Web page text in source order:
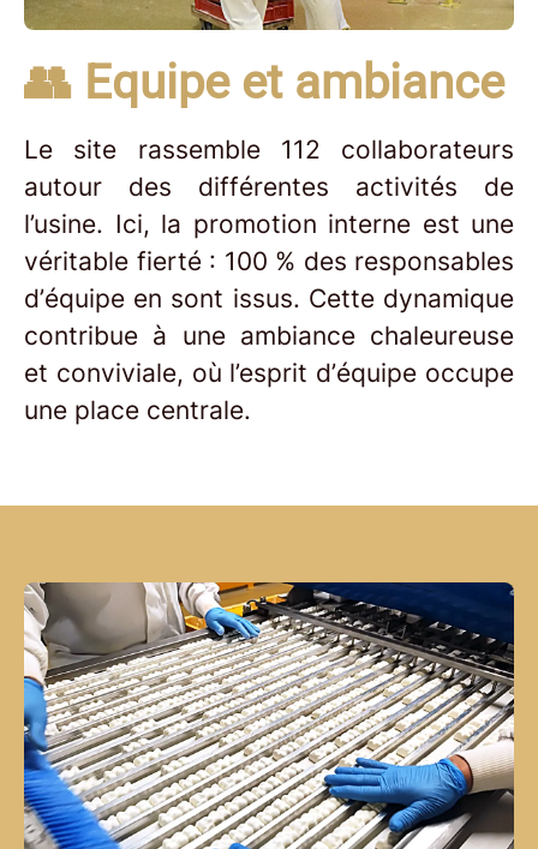
👥 Equipe et ambiance
Le site rassemble 112 collaborateurs
autour des différentes activités de
l’usine. Ici, la promotion interne est une
véritable fierté : 100 % des responsables
d’équipe en sont issus. Cette dynamique
contribue à une ambiance chaleureuse
et conviviale, où l’esprit d’équipe occupe
une place centrale.